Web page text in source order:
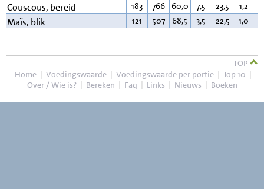
Couscous, bereid 183 766 60,0 7,5 23,5 1,2
Maïs, blik 121 507 68,5 3,5 22,5 1,0
TOP
Home | Voedingswaarde | Voedingswaarde per portie | Top 10 |
Over / Wie is? | Bereken | Faq | Links | Nieuws | Boeken